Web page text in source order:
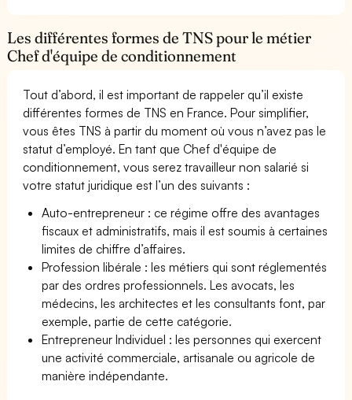
Les différentes formes de TNS pour le métier
Chef d'équipe de conditionnement
Tout d’abord, il est important de rappeler qu’il existe
différentes formes de TNS en France. Pour simplifier,
vous êtes TNS à partir du moment où vous n’avez pas le
statut d’employé. En tant que Chef d'équipe de
conditionnement, vous serez travailleur non salarié si
votre statut juridique est l’un des suivants :
Auto-entrepreneur : ce régime offre des avantages
fiscaux et administratifs, mais il est soumis à certaines
limites de chiffre d’affaires.
Profession libérale : les métiers qui sont réglementés
par des ordres professionnels. Les avocats, les
médecins, les architectes et les consultants font, par
exemple, partie de cette catégorie.
Entrepreneur Individuel : les personnes qui exercent
une activité commerciale, artisanale ou agricole de
manière indépendante.